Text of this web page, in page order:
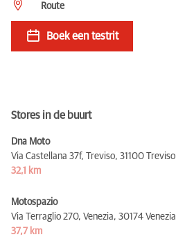
Route
Boek een testrit
Stores in de buurt
Dna Moto
Via Castellana 37f, Treviso, 31100 Treviso
32,1 km
Motospazio
Via Terraglio 270, Venezia, 30174 Venezia
37,7 km